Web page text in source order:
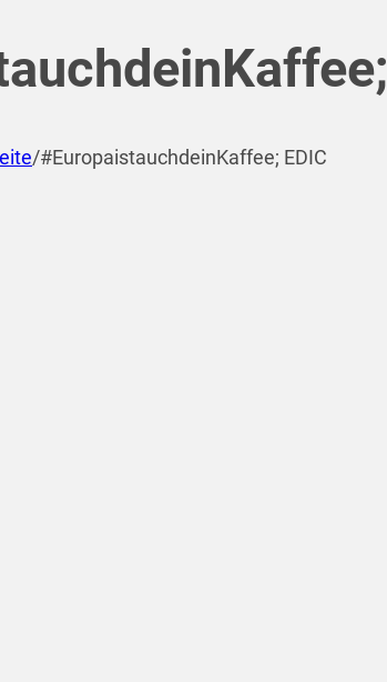
/#EuropaistauchdeinKaffee; EDIC